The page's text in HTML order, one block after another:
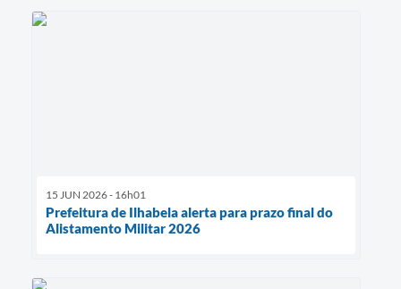
15 JUN 2026 - 16h01
Prefeitura de Ilhabela alerta para prazo final do
Alistamento Militar 2026